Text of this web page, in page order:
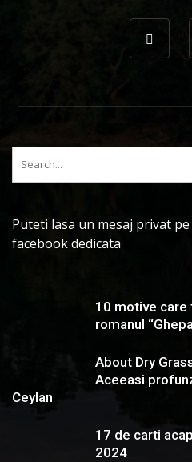
Puteti lasa un mesaj privat pe
facebook dedicata
10 motive
romanul
About Dry
Aceeasi
Ceylan
17 de carti
2024